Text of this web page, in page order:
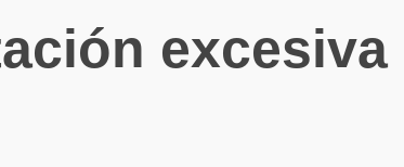
excesiva